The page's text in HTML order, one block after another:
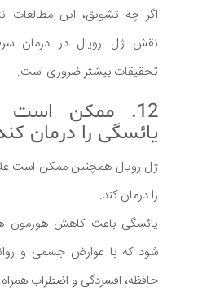
اگر چه تشویق، این مطالعات
نقش ژل رویال در درمان
تحقیقات بیشتر ضروری است.
12. ممکن است
یائسگی را درمان
ژل رویال همچنین ممکن است
را درمان کند.
یائسگی باعث کاهش
شود که با عوارض جسمی و
حافظه، افسردگی و اضطراب